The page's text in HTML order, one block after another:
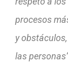
procesos
y
las